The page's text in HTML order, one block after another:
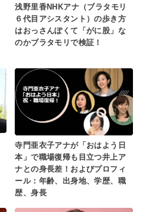
浅野里香NHKアナ（ブラタモリ
６代目アシスタント）の歩き方
はおっさんぽくて「がに股」な
のかブラタモリで検証！
寺門亜衣子アナが「おはよう日
本」で職場復帰も目立つ井上ア
ナとの身長差！およびプロフィ
ール：年齢、出身地、学歴、職
歴、身長